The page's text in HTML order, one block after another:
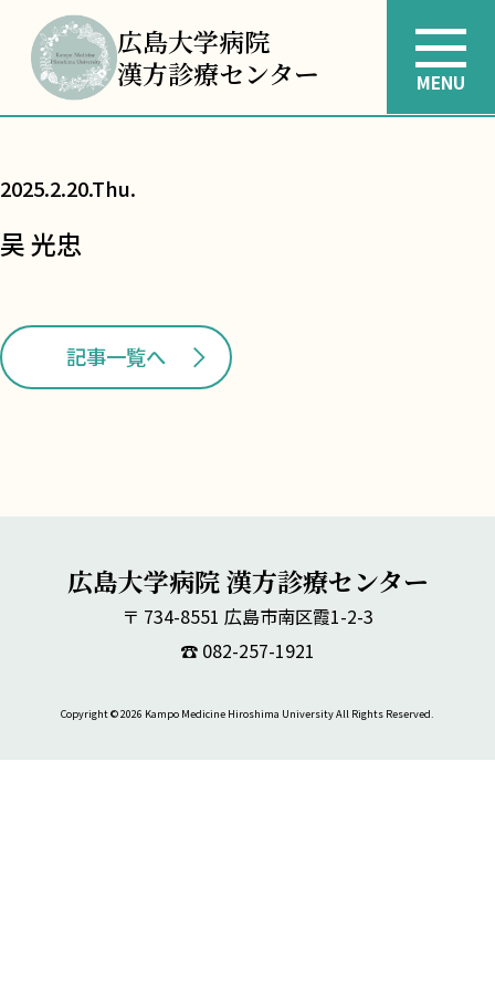
広島大学病院
漢方診療センター
MENU
2025.2.20.Thu.
吴 光忠
記事一覧へ
広島大学病院 漢方診療センター
〒 734-8551 広島市南区霞1-2-3
☎︎ 082-257-1921
Copyright © 2026 Kampo Medicine Hiroshima University All Rights Reserved.